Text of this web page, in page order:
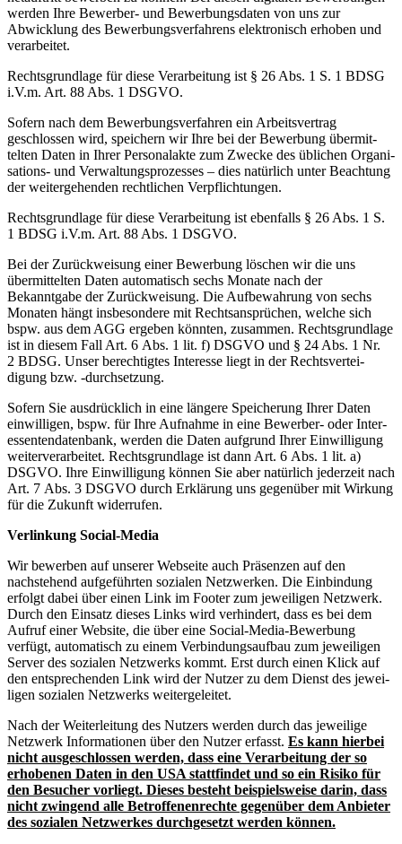
werden Ihre Bewerber- und Bewer­bungs­daten von uns zur
Abwicklung des Bewer­bungs­ver­fahrens elektro­nisch erhoben und
verar­beitet.
Rechts­grundlage für diese Verar­beitung ist § 26 Abs. 1 S. 1 BDSG
i.V.m. Art. 88 Abs. 1 DSGVO.
Sofern nach dem Bewer­bungs­ver­fahren ein Arbeits­vertrag
geschlossen wird, speichern wir Ihre bei der Bewerbung übermit­
telten Daten in Ihrer Perso­nalakte zum Zwecke des üblichen Organi­
sa­tions- und Verwal­tungs­pro­zesses – dies natürlich unter Beachtung
der weiter­ge­henden recht­lichen Verpflich­tungen.
Rechts­grundlage für diese Verar­beitung ist ebenfalls § 26 Abs. 1 S.
1 BDSG i.V.m. Art. 88 Abs. 1 DSGVO.
Bei der Zurück­weisung einer Bewerbung löschen wir die uns
übermit­telten Daten automa­tisch sechs Monate nach der
Bekanntgabe der Zurück­weisung. Die Aufbe­wahrung von sechs
Monaten hängt insbe­sondere mit Rechts­an­sprüchen, welche sich
bspw. aus dem AGG ergeben könnten, zusammen. Rechts­grundlage
ist in diesem Fall Art. 6 Abs. 1 lit. f) DSGVO und § 24 Abs. 1 Nr.
2 BDSG. Unser berech­tigtes Interesse liegt in der Rechts­ver­tei­
digung bzw. -durch­setzung.
Sofern Sie ausdrücklich in eine längere Speicherung Ihrer Daten
einwil­ligen, bspw. für Ihre Aufnahme in eine Bewerber- oder Inter­
es­sen­ten­da­tenbank, werden die Daten aufgrund Ihrer Einwil­ligung
weiter­ver­ar­beitet. Rechts­grundlage ist dann Art. 6 Abs. 1 lit. a)
DSGVO. Ihre Einwil­ligung können Sie aber natürlich jederzeit nach
Art. 7 Abs. 3 DSGVO durch Erklärung uns gegenüber mit Wirkung
für die Zukunft wider­rufen.
Verlinkung Social-Media
Wir bewerben auf unserer Webseite auch Präsenzen auf den
nachstehend aufge­führten sozialen Netzwerken. Die Einbindung
erfolgt dabei über einen Link im Footer zum jewei­ligen Netzwerk.
Durch den Einsatz dieses Links wird verhindert, dass es bei dem
Aufruf einer Website, die über eine Social-Media-Bewerbung
verfügt, automa­tisch zu einem Verbin­dungs­aufbau zum jewei­ligen
Server des sozialen Netzwerks kommt. Erst durch einen Klick auf
den entspre­chenden Link wird der Nutzer zu dem Dienst des jewei­
ligen sozialen Netzwerks weiter­ge­leitet.
Nach der Weiter­leitung des Nutzers werden durch das jeweilige
Netzwerk Infor­ma­tionen über den Nutzer erfasst. Es kann hierbei
nicht ausge­schlossen werden, dass eine Verar­beitung der so
erhobenen Daten in den USA statt­findet und so ein Risiko für
den Besucher vorliegt. Dieses besteht beispiels­weise darin, dass
nicht zwingend alle Betrof­fe­nen­rechte gegenüber dem Anbieter
des sozialen Netzwerkes durch­ge­setzt werden können.